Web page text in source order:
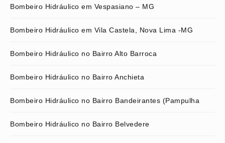
Bombeiro Hidráulico em Vespasiano – MG
Bombeiro Hidráulico em Vila Castela, Nova Lima -MG
Bombeiro Hidráulico no Bairro Alto Barroca
Bombeiro Hidráulico no Bairro Anchieta
Bombeiro Hidráulico no Bairro Bandeirantes (Pampulha
Bombeiro Hidráulico no Bairro Belvedere